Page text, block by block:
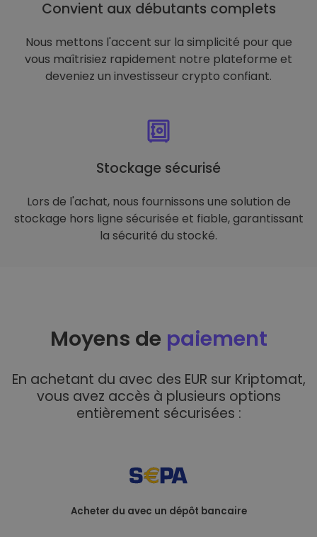
Convient aux débutants complets
Nous mettons l'accent sur la simplicité pour que
vous maîtrisiez rapidement notre plateforme et
deveniez un investisseur crypto confiant.
Stockage sécurisé
Lors de l'achat, nous fournissons une solution de
stockage hors ligne sécurisée et fiable, garantissant
la sécurité du stocké.
Moyens de paiement
En achetant du avec des EUR sur Kriptomat,
vous avez accès à plusieurs options
entièrement sécurisées :
Acheter du avec un dépôt bancaire